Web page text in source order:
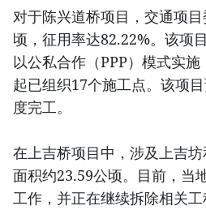
对于陈兴道桥项目，交通项
顷，征用率达82.22%。该项
以公私合作（PPP）模式实
起已组织17个施工点。该项
度完工。
在上吉桥项目中，涉及上吉
面积约23.59公顷。目前，当
工作，并正在继续拆除相关